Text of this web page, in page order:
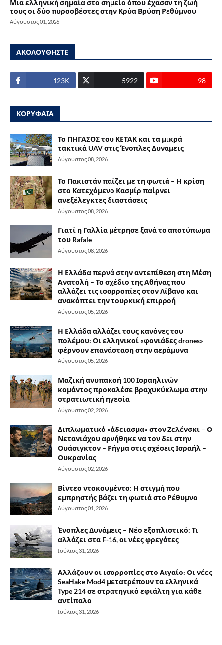
Μια ελληνική σημαία στο σημείο όπου έχασαν τη ζωή
τους οι δύο πυροσβέστες στην Κρύα Βρύση Ρεθύμνου
Αύγουστος 01, 2026
ΑΚΟΛΟΥΘΗΣΤΕ
123Κ 5922 98
ΚΟΡΥΦΑΙΑ
Το ΠΗΓΑΣΟΣ του ΚΕΤΑΚ και τα μικρά
τακτικά UAV στις Ένοπλες Δυνάμεις
Αύγουστος 08, 2026
Το Πακιστάν παίζει με τη φωτιά – Η κρίση
στο Κατεχόμενο Κασμίρ παίρνει
ανεξέλεγκτες διαστάσεις
Αύγουστος 08, 2026
Γιατί η Γαλλία μέτρησε ξανά το αποτύπωμα
του Rafale
Αύγουστος 08, 2026
Η Ελλάδα περνά στην αντεπίθεση στη Μέση
Ανατολή – Το σχέδιο της Αθήνας που
αλλάζει τις ισορροπίες στον Λίβανο και
ανακόπτει την τουρκική επιρροή
Αύγουστος 05, 2026
Η Ελλάδα αλλάζει τους κανόνες του
πολέμου: Οι ελληνικοί «φονιάδες drones»
φέρνουν επανάσταση στην αεράμυνα
Αύγουστος 05, 2026
Μαζική ανυπακοή 100 Ισραηλινών
κομάντος προκαλέσε βραχυκύκλωμα στην
στρατιωτική ηγεσία
Αύγουστος 02, 2026
Διπλωματικό «άδειασμα» στον Ζελένσκι – Ο
Νετανιάχου αρνήθηκε να τον δει στην
Ουάσιγκτον – Ρήγμα στις σχέσεις Ισραήλ –
Ουκρανίας
Αύγουστος 02, 2026
Βίντεο ντοκουμέντο: Η στιγμή που
εμπρηστής βάζει τη φωτιά στο Ρέθυμνο
Αύγουστος 01, 2026
Ένοπλες Δυνάμεις – Νέο εξοπλιστικό: Τι
αλλάζει στα F-16, οι νέες φρεγάτες
Ιούλιος 31, 2026
Αλλάζουν οι ισορροπίες στο Αιγαίο: Οι νέες
SeaHake Mod4 μετατρέπουν τα ελληνικά
Type 214 σε στρατηγικό εφιάλτη για κάθε
αντίπαλο
Ιούλιος 31, 2026